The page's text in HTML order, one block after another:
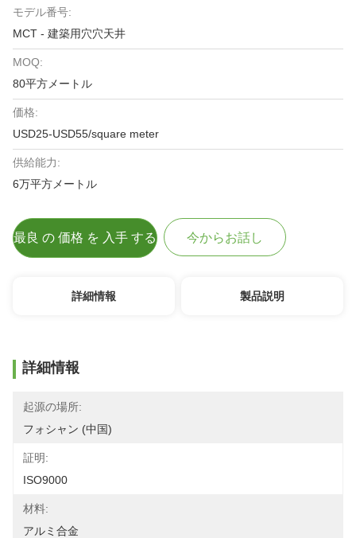
モデル番号:
MCT - 建築用穴穴天井
MOQ:
80平方メートル
価格:
USD25-USD55/square meter
供給能力:
6万平方メートル
最良 の 価格 を 入手 する 今からお話し
詳細情報 製品説明
詳細情報
起源の場所:
フォシャン (中国)
証明:
ISO9000
材料:
アルミ合金